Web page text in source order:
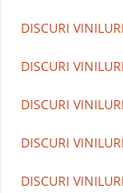
DISCURI
DISCURI
DISCURI
DISCURI
DISCURI